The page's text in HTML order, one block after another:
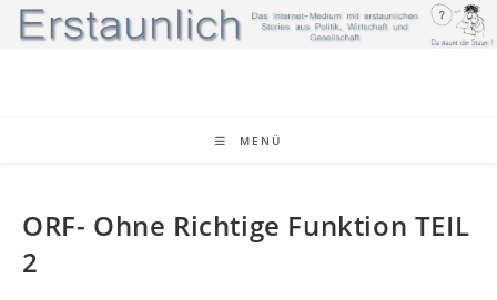
Zum
Inhalt
MENÜ
ORF- Ohne Richtige Funktion TEIL
2